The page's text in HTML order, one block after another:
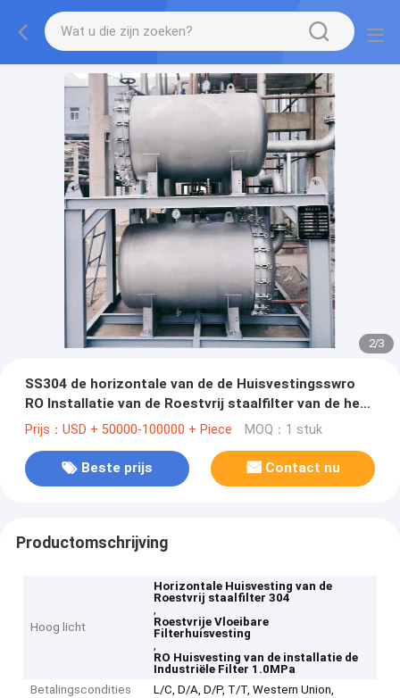
2/3
SS304 de horizontale van de de Huisvestingsswro
RO Installatie van de Roestvrij staalfilter van de het
Waterbehandeling Flens 1.0MPa
Prijs：USD + 50000-100000 + Piece MOQ：1 stuk
Beste prijs Contact nu
Productomschrijving
Hoog licht
Horizontale Huisvesting van de
Roestvrij staalfilter 304
,
Roestvrije Vloeibare
Filterhuisvesting
,
RO Huisvesting van de installatie de
Industriële Filter 1.0MPa
Betalingscondities
L/C, D/A, D/P, T/T, Western Union,